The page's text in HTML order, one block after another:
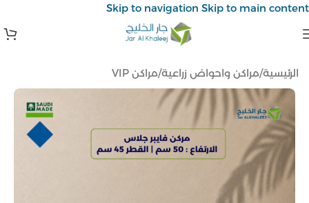
Skip to navigation Skip to main content
الرئيسية/مراكن واحواض زراعية/مراكن VIP